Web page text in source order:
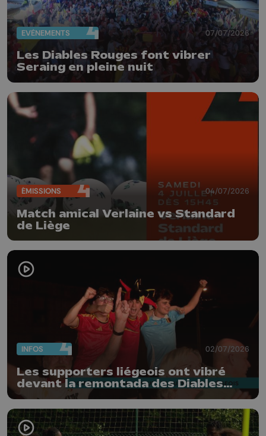
EVÈNEMENTS 07/07/2026
Les Diables Rouges font vibrer
Seraing en pleine nuit
ÉMISSIONS 04/07/2026
Match amical Verlaine vs Standard
de Liège
INFOS 02/07/2026
Les supporters liégeois ont vibré
devant la remontada des Diables
Rouges